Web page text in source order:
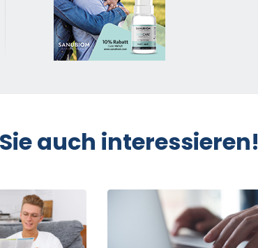
auch interessieren!